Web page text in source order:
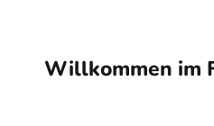
Willkommen im